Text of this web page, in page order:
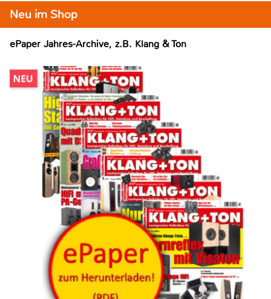
Neu im Shop
ePaper Jahres-Archive, z.B. Klang & Ton